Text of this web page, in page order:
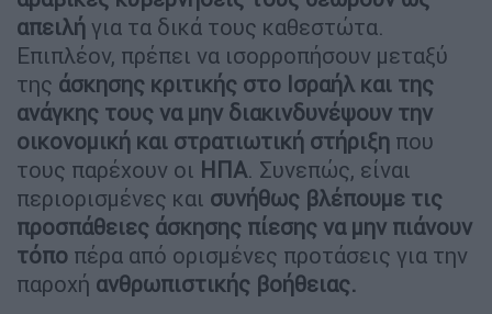
απειλή για τα δικά τους καθεστώτα.
Επιπλέον, πρέπει να ισορροπήσουν μεταξύ
της άσκησης κριτικής στο Ισραήλ και της
ανάγκης τους να μην διακινδυνέψουν την
οικονομική και στρατιωτική στήριξη που
τους παρέχουν οι ΗΠΑ. Συνεπώς, είναι
περιορισμένες και συνήθως βλέπουμε τις
προσπάθειες άσκησης πίεσης να μην πιάνουν
τόπο πέρα από ορισμένες προτάσεις για την
παροχή ανθρωπιστικής βοήθειας.